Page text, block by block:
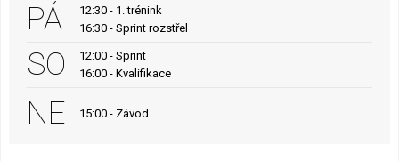
PÁ
12:30 - 1. trénink
16:30 - Sprint rozstřel
SO
12:00 - Sprint
16:00 - Kvalifikace
NE 15:00 - Závod